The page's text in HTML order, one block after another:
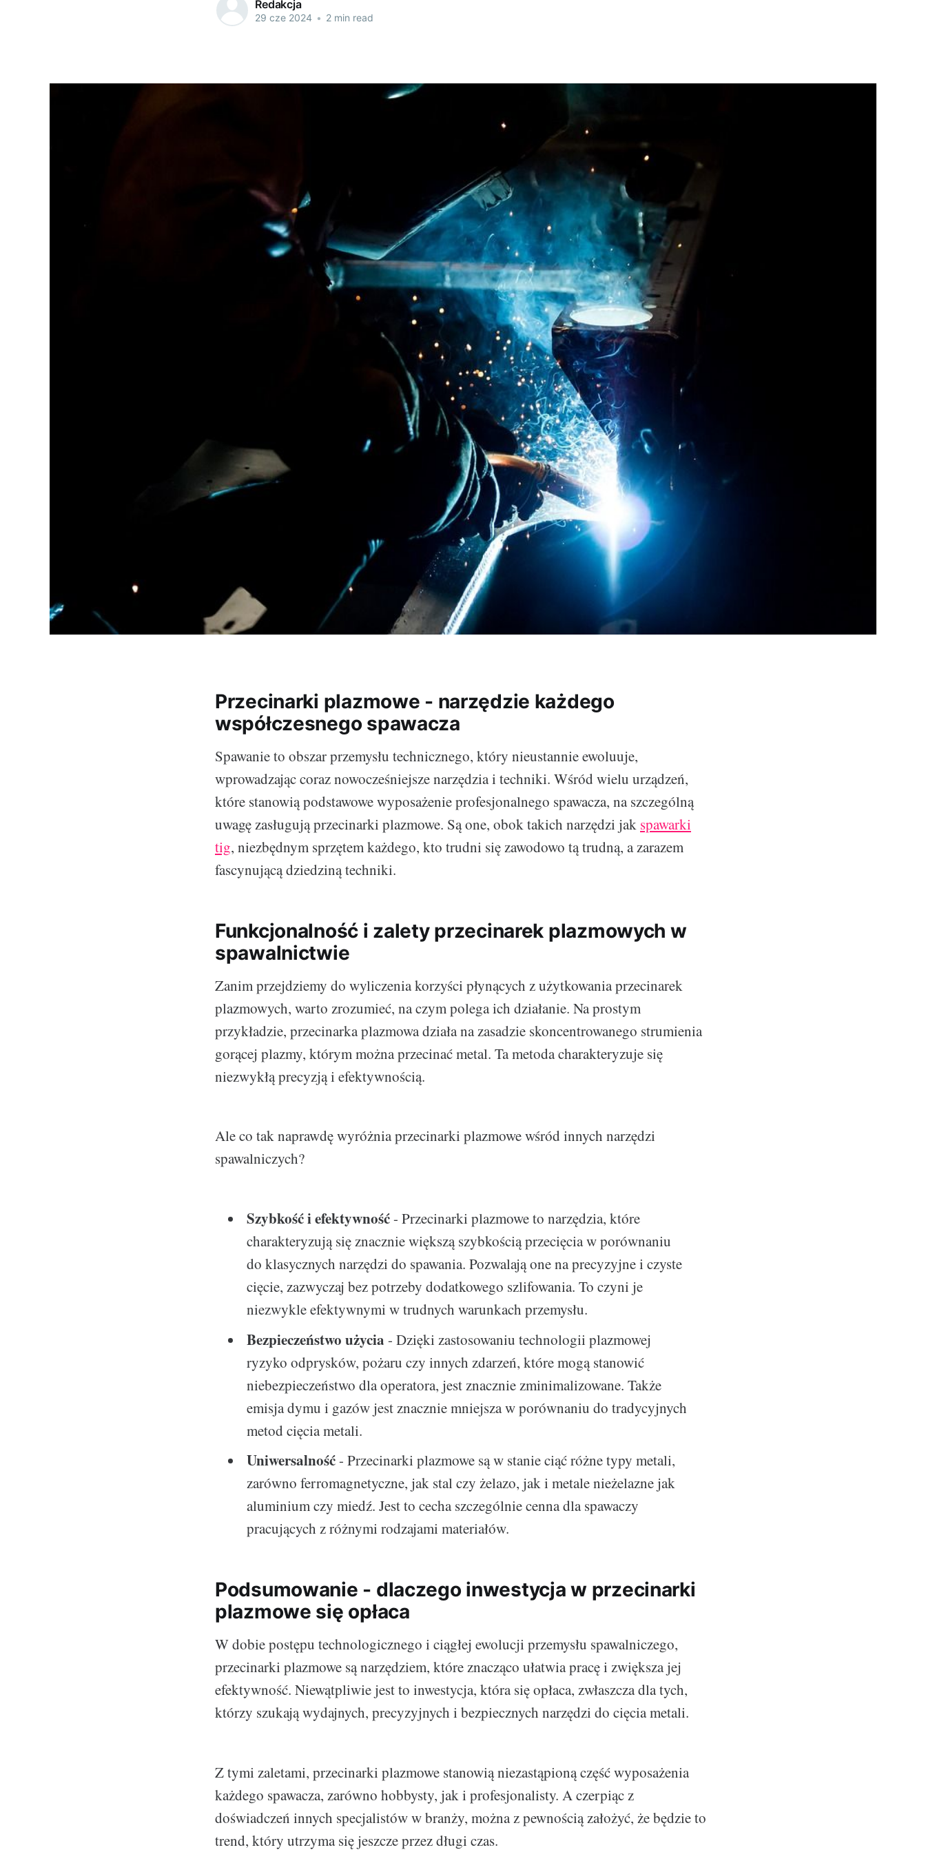
Redakcja
29 cze 2024 • 2 min read
Przecinarki plazmowe - narzędzie każdego
współczesnego spawacza
Spawanie to obszar przemysłu technicznego, który nieustannie ewoluuje,
wprowadzając coraz nowocześniejsze narzędzia i techniki. Wśród wielu urządzeń,
które stanowią podstawowe wyposażenie profesjonalnego spawacza, na szczególną
uwagę zasługują przecinarki plazmowe. Są one, obok takich narzędzi jak spawarki
tig, niezbędnym sprzętem każdego, kto trudni się zawodowo tą trudną, a zarazem
fascynującą dziedziną techniki.
Funkcjonalność i zalety przecinarek plazmowych w
spawalnictwie
Zanim przejdziemy do wyliczenia korzyści płynących z użytkowania przecinarek
plazmowych, warto zrozumieć, na czym polega ich działanie. Na prostym
przykładzie, przecinarka plazmowa działa na zasadzie skoncentrowanego strumienia
gorącej plazmy, którym można przecinać metal. Ta metoda charakteryzuje się
niezwykłą precyzją i efektywnością.
Ale co tak naprawdę wyróżnia przecinarki plazmowe wśród innych narzędzi
spawalniczych?
Szybkość i efektywność- Przecinarki plazmowe to narzędzia, które
charakteryzują się znacznie większą szybkością przecięcia w porównaniu
do klasycznych narzędzi do spawania. Pozwalają one na precyzyjne i czyste
cięcie, zazwyczaj bez potrzeby dodatkowego szlifowania. To czyni je
niezwykle efektywnymi w trudnych warunkach przemysłu.
Bezpieczeństwo użycia - Dzięki zastosowaniu technologii plazmowej
ryzyko odprysków, pożaru czy innych zdarzeń, które mogą stanowić
niebezpieczeństwo dla operatora, jest znacznie zminimalizowane. Także
emisja dymu i gazów jest znacznie mniejsza w porównaniu do tradycyjnych
metod cięcia metali.
Uniwersalność- Przecinarki plazmowe są w stanie ciąć różne typy metali,
zarówno ferromagnetyczne, jak stal czy żelazo, jak i metale nieżelazne jak
aluminium czy miedź. Jest to cecha szczególnie cenna dla spawaczy
pracujących z różnymi rodzajami materiałów.
Podsumowanie - dlaczego inwestycja w przecinarki
plazmowe się opłaca
W dobie postępu technologicznego i ciągłej ewolucji przemysłu spawalniczego,
przecinarki plazmowe są narzędziem, które znacząco ułatwia pracę i zwiększa jej
efektywność. Niewątpliwie jest to inwestycja, która się opłaca, zwłaszcza dla tych,
którzy szukają wydajnych, precyzyjnych i bezpiecznych narzędzi do cięcia metali.
Z tymi zaletami, przecinarki plazmowe stanowią niezastąpioną część wyposażenia
każdego spawacza, zarówno hobbysty, jak i profesjonalisty. A czerpiąc z
doświadczeń innych specjalistów w branży, można z pewnością założyć, że będzie to
trend, który utrzyma się jeszcze przez długi czas.